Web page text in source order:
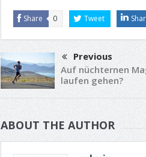
Share 0 Tweet
Previous
Auf nüchternen
laufen gehen?
ABOUT THE AUTHOR